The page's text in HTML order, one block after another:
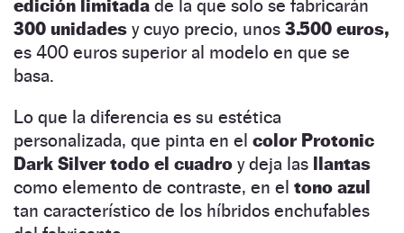
edición limitada de la que solo se fabricarán
300 unidades y cuyo precio, unos 3.500 euros,
es 400 euros superior al modelo en que se
basa.
Lo que la diferencia es su estética
personalizada, que pinta en el color Protonic
Dark Silver todo el cuadro y deja las llantas
como elemento de contraste, en el tono azul
tan característico de los híbridos enchufables